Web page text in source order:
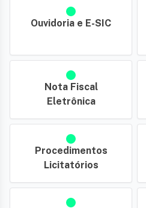
Ouvidoria e E-SIC
Nota Fiscal
Eletrônica
Procedimentos
Licitatórios